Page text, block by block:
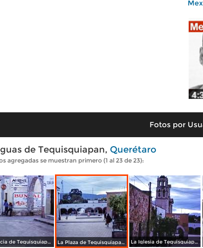
Fotos por
de Tequisquiapan, Querétaro
agregadas se muestran primero (1 al 23 de 23):
Farmacia de Tequisquiapan, Querétaro 1963. La Plaza de Tequisquiapan, Querétaro 1963. La Iglesia de Tequisquiapan, Querétaro 1963.